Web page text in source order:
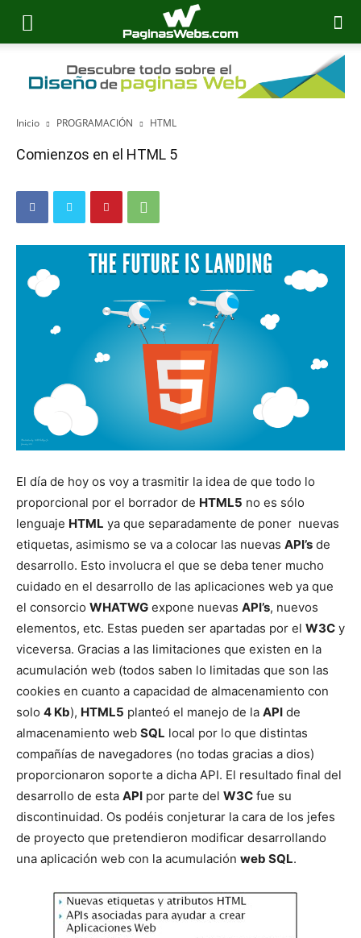
Inicio PROGRAMACIÓN HTML
Comienzos en el HTML 5
El día de hoy os voy a trasmitir la idea de que todo lo
proporcional por el borrador de HTML5 no es sólo
lenguaje HTML ya que separadamente de poner nuevas
etiquetas, asimismo se va a colocar las nuevas API’s de
desarrollo. Esto involucra el que se deba tener mucho
cuidado en el desarrollo de las aplicaciones web ya que
el consorcio WHATWG expone nuevas API’s, nuevos
elementos, etc. Estas pueden ser apartadas por el W3C y
viceversa. Gracias a las limitaciones que existen en la
acumulación web (todos saben lo limitadas que son las
cookies en cuanto a capacidad de almacenamiento con
solo 4 Kb), HTML5 planteó el manejo de la API de
almacenamiento web SQL local por lo que distintas
compañías de navegadores (no todas gracias a dios)
proporcionaron soporte a dicha API. El resultado final del
desarrollo de esta API por parte del W3C fue su
discontinuidad. Os podéis conjeturar la cara de los jefes
de proyecto que pretendieron modificar desarrollando
una aplicación web con la acumulación web SQL.